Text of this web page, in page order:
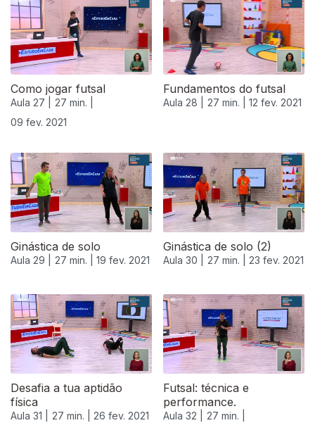
Como jogar futsal
Aula 27 |
27 min. |
09 fev. 2021
Fundamentos do futsal
Aula 28 | 27 min. | 12 fev. 2021
Ginástica de solo
Aula 29 | 27 min. | 19 fev. 2021
Ginástica de solo (2)
Aula 30 | 27 min. | 23 fev. 2021
Desafia a tua aptidão
física
Aula 31 | 27 min. | 26 fev. 2021
Futsal: técnica e
performance.
Aula 32 |
27 min. |